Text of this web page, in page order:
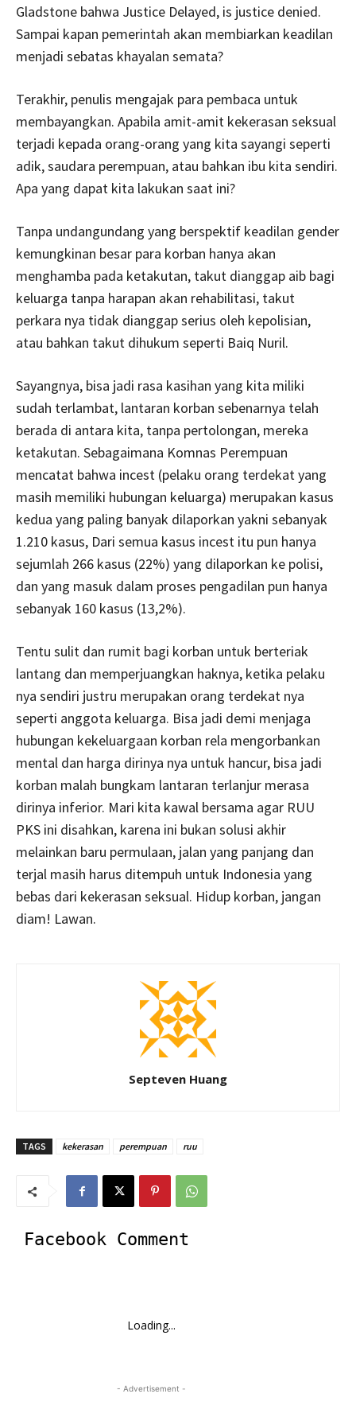
Gladstone bahwa Justice Delayed, is justice denied.
Sampai kapan pemerintah akan membiarkan keadilan
menjadi sebatas khayalan semata?
Terakhir, penulis mengajak para pembaca untuk
membayangkan. Apabila amit-amit kekerasan seksual
terjadi kepada orang-orang yang kita sayangi seperti
adik, saudara perempuan, atau bahkan ibu kita sendiri.
Apa yang dapat kita lakukan saat ini?
Tanpa undangundang yang berspektif keadilan gender
kemungkinan besar para korban hanya akan
menghamba pada ketakutan, takut dianggap aib bagi
keluarga tanpa harapan akan rehabilitasi, takut
perkara nya tidak dianggap serius oleh kepolisian,
atau bahkan takut dihukum seperti Baiq Nuril.
Sayangnya, bisa jadi rasa kasihan yang kita miliki
sudah terlambat, lantaran korban sebenarnya telah
berada di antara kita, tanpa pertolongan, mereka
ketakutan. Sebagaimana Komnas Perempuan
mencatat bahwa incest (pelaku orang terdekat yang
masih memiliki hubungan keluarga) merupakan kasus
kedua yang paling banyak dilaporkan yakni sebanyak
1.210 kasus, Dari semua kasus incest itu pun hanya
sejumlah 266 kasus (22%) yang dilaporkan ke polisi,
dan yang masuk dalam proses pengadilan pun hanya
sebanyak 160 kasus (13,2%).
Tentu sulit dan rumit bagi korban untuk berteriak
lantang dan memperjuangkan haknya, ketika pelaku
nya sendiri justru merupakan orang terdekat nya
seperti anggota keluarga. Bisa jadi demi menjaga
hubungan kekeluargaan korban rela mengorbankan
mental dan harga dirinya nya untuk hancur, bisa jadi
korban malah bungkam lantaran terlanjur merasa
dirinya inferior. Mari kita kawal bersama agar RUU
PKS ini disahkan, karena ini bukan solusi akhir
melainkan baru permulaan, jalan yang panjang dan
terjal masih harus ditempuh untuk Indonesia yang
bebas dari kekerasan seksual. Hidup korban, jangan
diam! Lawan.
Septeven Huang
TAGS kekerasan perempuan ruu
Facebook Comment
Loading...
- Advertisement -